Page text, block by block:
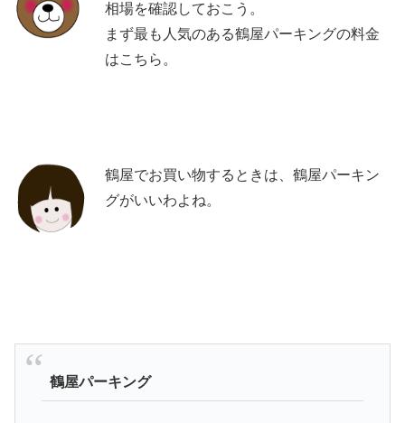
相場を確認しておこう。
まず最も人気のある鶴屋パーキングの料金
はこちら。
鶴屋でお買い物するときは、鶴屋パーキン
グがいいわよね。
鶴屋パーキング